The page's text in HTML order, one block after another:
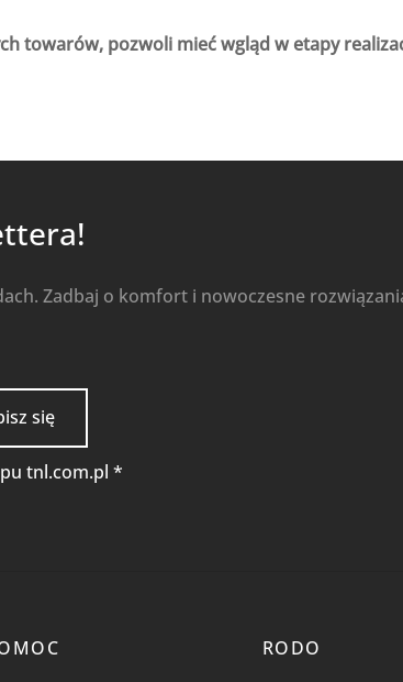
towarów, pozwoli mieć wgląd w etapy
Zadbaj o komfort i nowoczesne
tnl.com.pl *
RODO